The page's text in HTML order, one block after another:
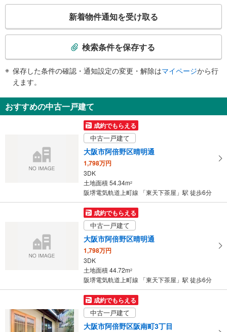
検
知
を
存
る
新着物件通知を受け取る
検索条件を保存する
保存した条件の確認・通知設定の変更・解除はマイページから行
えます。
おすすめの中古一戸建て
成約でもらえる
中古一戸建て
大阪市阿倍野区晴明通
1,798万円
3DK
土地面積 54.34m2
阪堺電気軌道上町線 「東天下茶屋」駅 徒歩6分
成約でもらえる
中古一戸建て
大阪市阿倍野区晴明通
1,798万円
3DK
土地面積 44.72m2
阪堺電気軌道上町線 「東天下茶屋」駅 徒歩6分
成約でもらえる
中古一戸建て
大阪市阿倍野区阪南町3丁目